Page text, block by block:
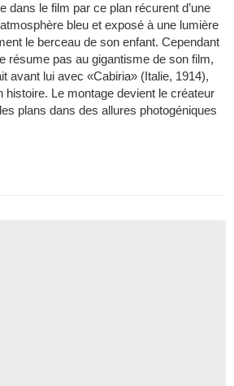
dans le film par ce plan récurent d’une
bleu et exposé à une lumière
le berceau de son enfant. Cependant
résume pas au gigantisme de son film,
avant lui avec «Cabiria» (Italie, 1914),
histoire. Le montage devient le créateur
plans dans des allures photogéniques